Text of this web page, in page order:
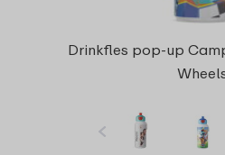
Drinkfles pop-up